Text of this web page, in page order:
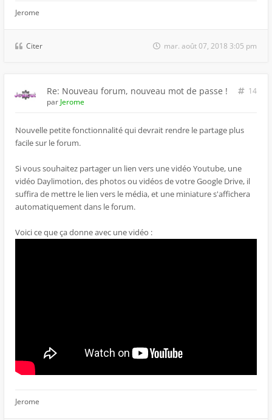
Jerome
Citer mar. août 07, 2018 3:05 pm
Re: Nouveau forum, nouveau mot de passe !
14
par Jerome
Nouvelle petite fonctionnalité qui devrait rendre le partage plus
facile sur le forum.
Si vous souhaitez partager un lien vers une vidéo Youtube, une
vidéo Daylimotion, des photos ou vidéos de votre Google Drive, il
suffira de mettre le lien vers le média, et une miniature s'affichera
automatiquement dans le forum.
Voici ce que ça donne avec une vidéo :
Jerome